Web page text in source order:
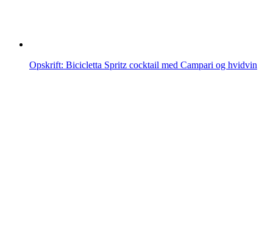
Opskrift: Bicicletta Spritz cocktail med Campari og hvidvin